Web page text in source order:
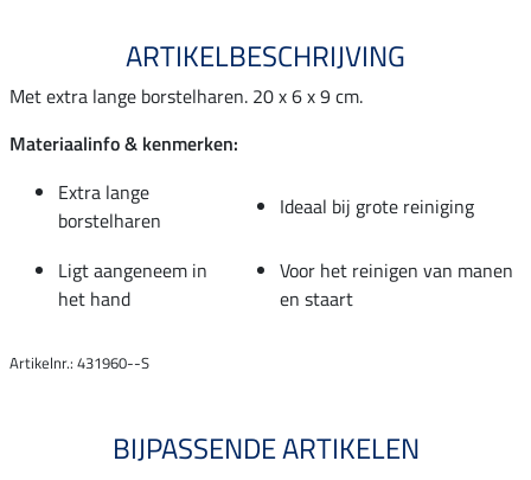
ARTIKELBESCHRIJVING
Met extra lange borstelharen. 20 x 6 x 9 cm.
Materiaalinfo & kenmerken:
Extra lange
borstelharen
Ideaal bij grote reiniging
Ligt aangeneem in
het hand
Voor het reinigen van manen
en staart
Artikelnr.: 431960--S
BIJPASSENDE ARTIKELEN